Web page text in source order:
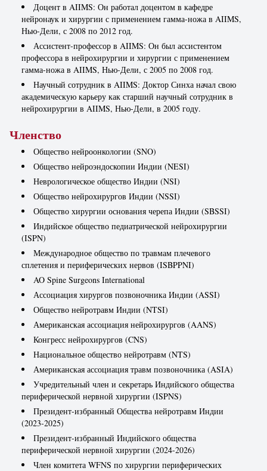
Доцент в AIIMS: Он работал доцентом в кафедре
нейронаук и хирургии с применением гамма-ножа в AIIMS,
Нью-Дели, с 2008 по 2012 год.
Ассистент-профессор в AIIMS: Он был ассистентом
профессора в нейрохирургии и хирургии с применением
гамма-ножа в AIIMS, Нью-Дели, с 2005 по 2008 год.
Научный сотрудник в AIIMS: Доктор Синха начал свою
академическую карьеру как старший научный сотрудник в
нейрохирургии в AIIMS, Нью-Дели, в 2005 году.
Членство
Общество нейроонкологии (SNO)
Общество нейроэндоскопии Индии (NESI)
Неврологическое общество Индии (NSI)
Общество нейрохирургов Индии (NSSI)
Общество хирургии основания черепа Индии (SBSSI)
Индийское общество педиатрической нейрохирургии
(ISPN)
Международное общество по травмам плечевого
сплетения и периферических нервов (ISBPPNI)
AO Spine Surgeons International
Ассоциация хирургов позвоночника Индии (ASSI)
Общество нейротравм Индии (NTSI)
Американская ассоциация нейрохирургов (AANS)
Конгресс нейрохирургов (CNS)
Национальное общество нейротравм (NTS)
Американская ассоциация травм позвоночника (ASIA)
Учредительный член и секретарь Индийского общества
периферической нервной хирургии (ISPNS)
Президент-избранный Общества нейротравм Индии
(2023-2025)
Президент-избранный Индийского общества
периферической нервной хирургии (2024-2026)
Член комитета WFNS по хирургии периферических